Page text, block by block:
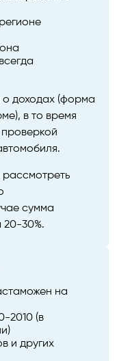
о доходах (форма
в то время
рассмотреть
сумма
20-30%.
на
2010 (в
и других